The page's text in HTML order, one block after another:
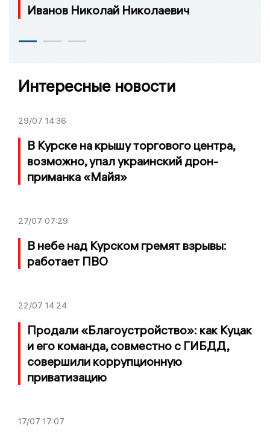
Иванов Николай Николаевич
Интересные новости
29/07 14:36
В Курске на крышу торгового центра,
возможно, упал украинский дрон-
приманка «Майя»
27/07 07:29
В небе над Курском гремят взрывы:
работает ПВО
22/07 14:24
Продали «Благоустройство»: как Куцак
и его команда, совместно с ГИБДД,
совершили коррупционную
приватизацию
17/07 17:07